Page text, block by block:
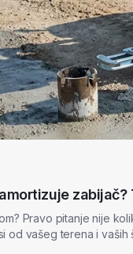
Pravo pitanje nije
od vašeg terena i vaših